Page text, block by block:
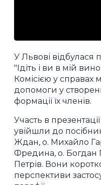
У Львові відбулася
"Ідіть і ви в мій
Комісією у
допомоги у
формації їх членів.
Участь в
увійшли до
Ждан, о. Михайло
Фредина, о. Богдан
Петрів. Вони
перспективи